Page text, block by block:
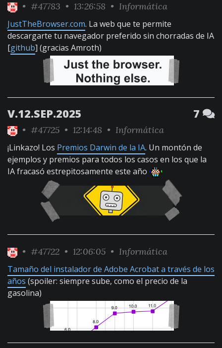
• #47783 • 13:26:58 • Informática
JustTheBrowser.com. La web que te permite
descargarte tu navegador preferido sin chorradas de IA
[github] (gracias Amroth)
V.12.SEP.2025 7
• #47725 • 12:14:48 • Informática
¡Linkazo! Los Premios Darwin de la IA. Un montón de
ejemplos y premios para todos los casos en los que la
IA fracasó estrepitosamente este año
• #47722 • 12:06:05 • Informática
Tamaño del instalador de Adobe Acrobat a través de los
años (spoiler: siempre sube, como el precio de la
gasolina)